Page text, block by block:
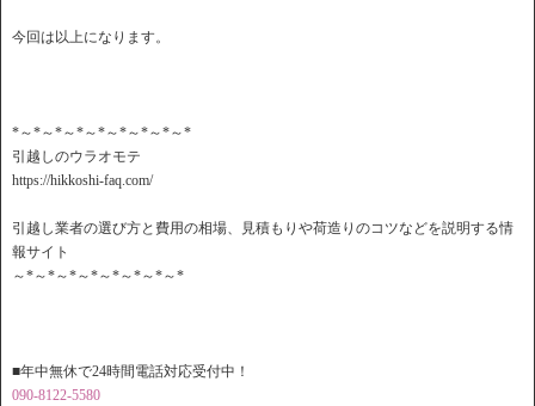
今回は以上になります。
*～*～*～*～*～*～*～*～*
引越しのウラオモテ
https://hikkoshi-faq.com/
引越し業者の選び方と費用の相場、見積もりや荷造りのコツなどを説明する情
報サイト
～*～*～*～*～*～*～*～*
■年中無休で24時間電話対応受付中！
090-8122-5580